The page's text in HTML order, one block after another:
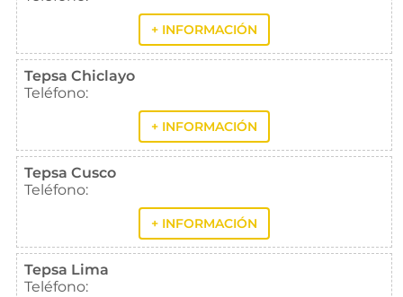
+ INFORMACIÓN
Tepsa Chiclayo
Teléfono:
+ INFORMACIÓN
Tepsa Cusco
Teléfono:
+ INFORMACIÓN
Tepsa Lima
Teléfono: